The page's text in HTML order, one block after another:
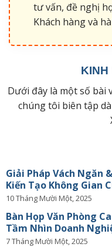
tư vấn, đề nghị
Khách hàng và
KINH
Dưới đây là một số bài
chúng tôi biên tập
Giải Pháp Vách Ngăn
Kiến Tạo Không Gian
10 Tháng Mười Một, 2025
Bàn Họp Văn Phòng
Tầm Nhìn Doanh
7 Tháng Mười Một, 2025